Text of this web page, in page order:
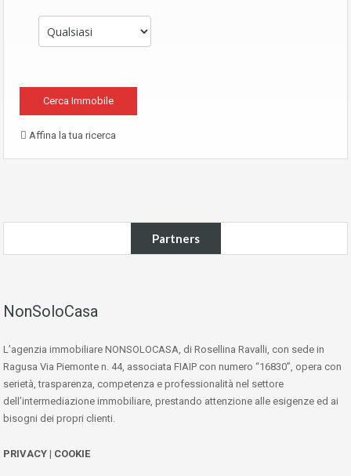
Affina la tua ricerca
Partners
NonSoloCasa
L’agenzia immobiliare NONSOLOCASA, di Rosellina Ravalli, con sede in
Ragusa Via Piemonte n. 44, associata FIAIP con numero “16830”, opera con
serietà, trasparenza, competenza e professionalità nel settore
dell’intermediazione immobiliare, prestando attenzione alle esigenze ed ai
bisogni dei propri clienti.
PRIVACY | COOKIE